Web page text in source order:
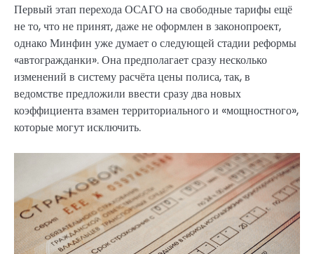
Первый этап перехода ОСАГО на свободные тарифы ещё
не то, что не принят, даже не оформлен в законопроект,
однако Минфин уже думает о следующей стадии реформы
«автогражданки». Она предполагает сразу несколько
изменений в систему расчёта цены полиса, так, в
ведомстве предложили ввести сразу два новых
коэффициента взамен территориального и «мощностного»,
которые могут исключить.